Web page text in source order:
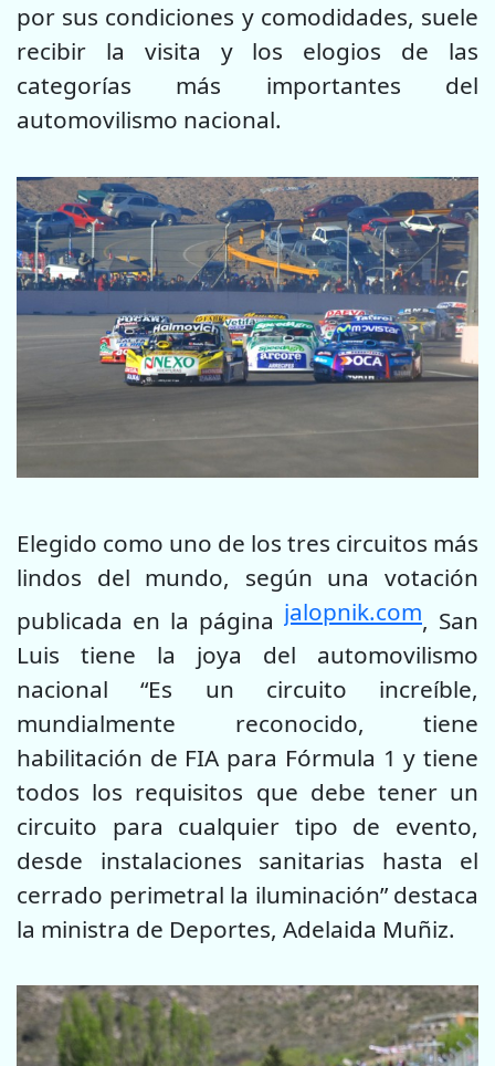
por sus condiciones y comodidades, suele
recibir la visita y los elogios de las
categorías más importantes del
automovilismo nacional.
Elegido como uno de los tres circuitos más
lindos del mundo, según una votación
publicada en la página jalopnik.com, San
Luis tiene la joya del automovilismo
nacional “Es un circuito increíble,
mundialmente reconocido, tiene
habilitación de FIA para Fórmula 1 y tiene
todos los requisitos que debe tener un
circuito para cualquier tipo de evento,
desde instalaciones sanitarias hasta el
cerrado perimetral la iluminación” destaca
la ministra de Deportes, Adelaida Muñiz.